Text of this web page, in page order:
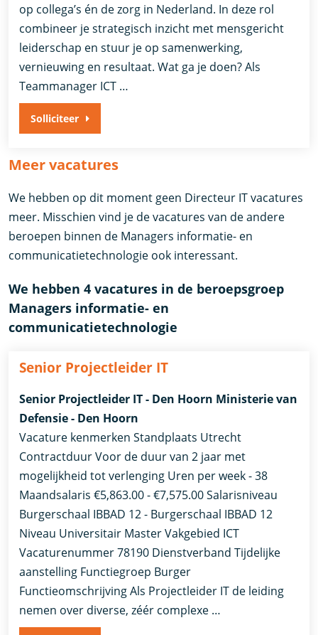
op collega’s én de zorg in Nederland. In deze rol
combineer je strategisch inzicht met mensgericht
leiderschap en stuur je op samenwerking,
vernieuwing en resultaat. Wat ga je doen? Als
Teammanager ICT …
Solliciteer
Meer vacatures
We hebben op dit moment geen Directeur IT vacatures
meer. Misschien vind je de vacatures van de andere
beroepen binnen de Managers informatie- en
communicatietechnologie ook interessant.
We hebben 4 vacatures in de beroepsgroep
Managers informatie- en
communicatietechnologie
Senior Projectleider IT
Senior Projectleider IT - Den Hoorn Ministerie van
Defensie - Den Hoorn
Vacature kenmerken Standplaats Utrecht
Contractduur Voor de duur van 2 jaar met
mogelijkheid tot verlenging Uren per week - 38
Maandsalaris €5,863.00 - €7,575.00 Salarisniveau
Burgerschaal IBBAD 12 - Burgerschaal IBBAD 12
Niveau Universitair Master Vakgebied ICT
Vacaturenummer 78190 Dienstverband ​Tijdelijke
aanstelling​ Functiegroep Burger
Functieomschrijving Als Projectleider IT de leiding
nemen over diverse, zéér complexe …